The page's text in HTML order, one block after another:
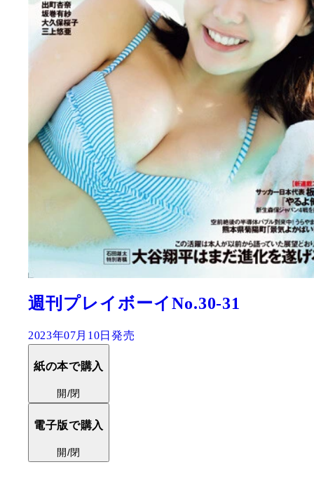
週刊プレイボーイNo.30-31
2023年07月10日発売
紙の本で購入
開/閉
電子版で購入
開/閉